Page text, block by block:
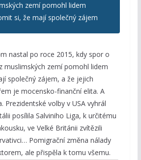
zemí pomohl lidem
si, že mají společný zájem
nastal po roce 2015, kdy spor o
muslimských zemí pomohl lidem
společný zájem, a že jejich
je mocensko-finanční elita. A
Prezidentské volby v USA vyhrál
posílila Salviniho Liga, k určitému
ve Velké Británii zvítězili
Pomigrační změna nálady
ale přispěla k tomu všemu.